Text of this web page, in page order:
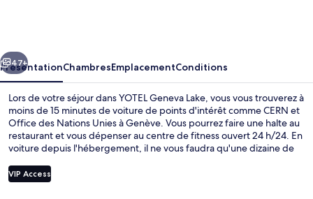
Suivant
47+
PrésentationChambresEmplacementConditions
Lors de votre séjour dans YOTEL Geneva Lake, vous vous trouverez à
moins de 15 minutes de voiture de points d'intérêt comme CERN et
Office des Nations Unies à Genève. Vous pourrez faire une halte au
restaurant et vous dépenser au centre de fitness ouvert 24 h/24. En
voiture depuis l'hébergement, il ne vous faudra qu'une dizaine de
Genève et Centre International de Conférences Genève.
VIP Access